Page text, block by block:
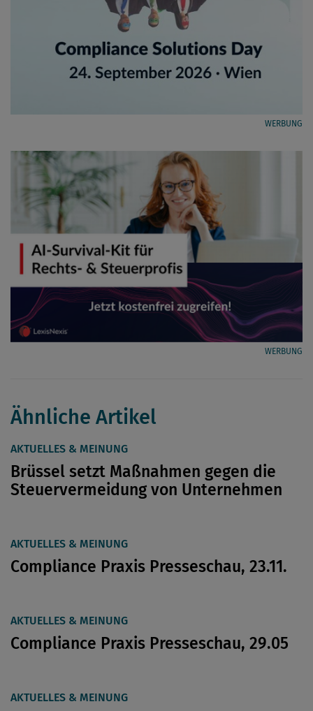
WERBUNG
WERBUNG
Ähnliche Artikel
AKTUELLES & MEINUNG
Brüssel setzt Maßnahmen gegen die
Steuervermeidung von Unternehmen
AKTUELLES & MEINUNG
Compliance Praxis Presseschau, 23.11.
AKTUELLES & MEINUNG
Compliance Praxis Presseschau, 29.05
AKTUELLES & MEINUNG